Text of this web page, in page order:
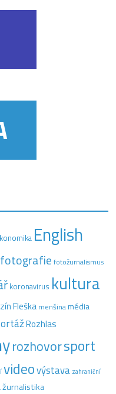
English
fotografie fotožurnalismus
koronavirus kultura
Fleška menšinamédia
Rozhlas
rozhovorsport
videovýstava zahraniční
žurnalistika